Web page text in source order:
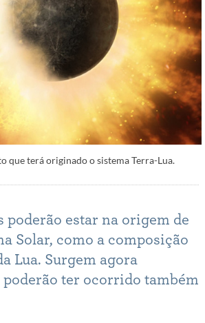
que terá originado o sistema Terra-Lua.
poderão estar na origem de
Solar, como a composição
Lua. Surgem agora
ter ocorrido também